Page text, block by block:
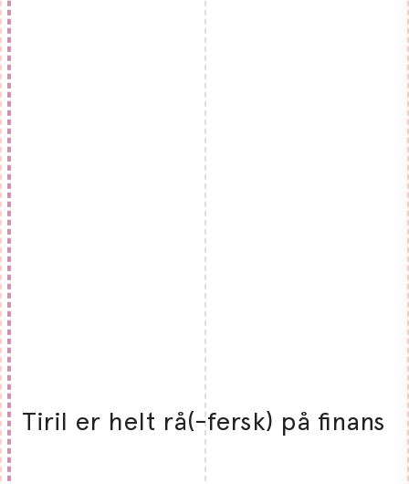
Tiril er helt rå(-fersk) på finans